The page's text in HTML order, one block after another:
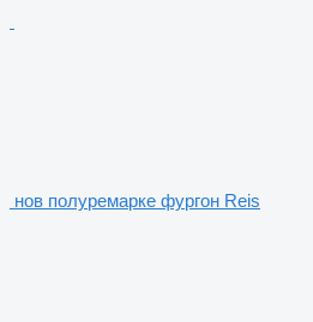
нов полуремарке фургон Reis